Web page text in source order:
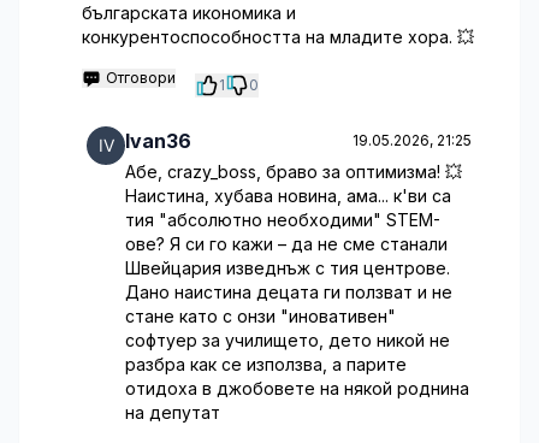
българската икономика и
конкурентоспособността на младите хора. 💥
Отговори 1 0
Ivan36 19.05.2026, 21:25
Абе, crazy_boss, браво за оптимизма! 💥
Наистина, хубава новина, ама... к'ви са
тия "абсолютно необходими" STEM-
ове? Я си го кажи – да не сме станали
Швейцария изведнъж с тия центрове.
Дано наистина децата ги ползват и не
стане като с онзи "иновативен"
софтуер за училището, дето никой не
разбра как се използва, а парите
отидоха в джобовете на някой роднина
на депутат